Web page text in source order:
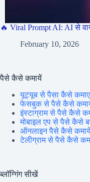
🔥 Viral Prompt AI: AI से
February 10, 2026
पैसे कैसे कमायें
यूट्यूब से पैसा कैसे कमाए
फेसबुक से पैसे कैसे
इंस्टाग्राम से पैसे कैसे
मोबाइल एप से पैसे कैसे
ऑनलाइन पैसे कैसे
टेलीग्राम से पैसे कैसे
ब्लॉग्गिंग सीखें